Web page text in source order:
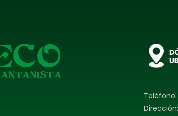
Teléfono:
Dirección: